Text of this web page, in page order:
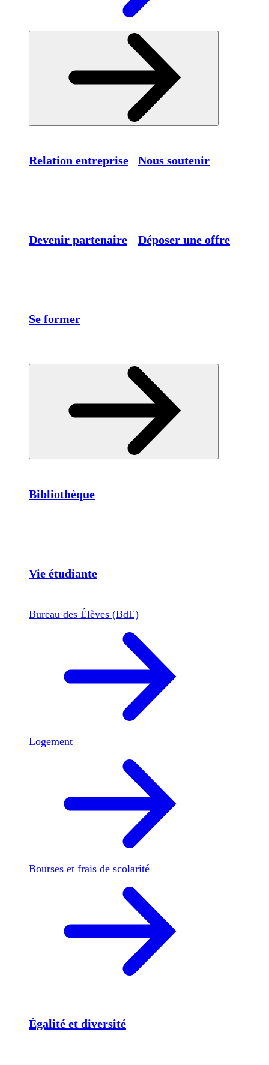
Relation entreprise Nous soutenir
Devenir partenaire Déposer une offre
Se former
Bibliothèque
Vie étudiante
Bureau des Élèves (BdE)
Logement
Bourses et frais de scolarité
Égalité et diversité